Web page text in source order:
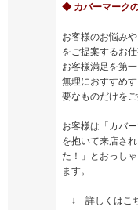
◆ カバーマーク
お客様のお悩み
をご提案するお仕
お客様満足を第
無理におすすめ
要なものだけを
お客様は「カバ
を抱いて来店さ
た！」とおっし
ます。
↓ 詳しくはこち